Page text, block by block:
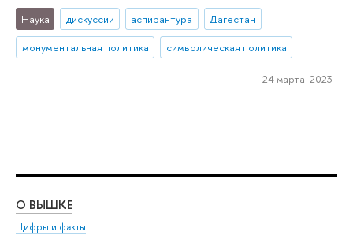
Наука дискуссии аспирантура
Дагестан
монументальная политика
символическая политика
24 марта 2023
О ВЫШКЕ
Цифры и факты